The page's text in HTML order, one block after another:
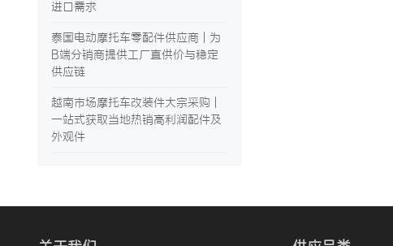
进口需求
泰国电动摩托车零配件供应商 | 为
B端分销商提供工厂直供价与稳定
供应链
越南市场摩托车改装件大宗采购 |
一站式获取当地热销高利润配件及
外观件